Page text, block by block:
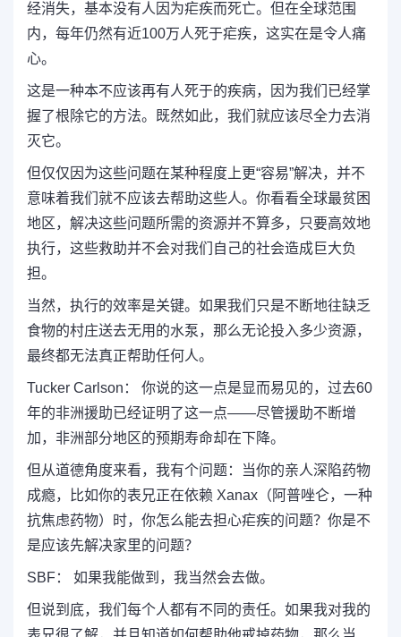
经消失，基本没有人因为疟疾而死亡。但在全球范围
内，每年仍然有近100万人死于疟疾，这实在是令人痛
心。
这是一种本不应该再有人死于的疾病，因为我们已经掌
握了根除它的方法。既然如此，我们就应该尽全力去消
灭它。
但仅仅因为这些问题在某种程度上更“容易”解决，并不
意味着我们就不应该去帮助这些人。你看看全球最贫困
地区，解决这些问题所需的资源并不算多，只要高效地
执行，这些救助并不会对我们自己的社会造成巨大负
担。
当然，执行的效率是关键。如果我们只是不断地往缺乏
食物的村庄送去无用的水泵，那么无论投入多少资源，
最终都无法真正帮助任何人。
Tucker Carlson： 你说的这一点是显而易见的，过去60
年的非洲援助已经证明了这一点——尽管援助不断增
加，非洲部分地区的预期寿命却在下降。
但从道德角度来看，我有个问题：当你的亲人深陷药物
成瘾，比如你的表兄正在依赖 Xanax（阿普唑仑，一种
抗焦虑药物）时，你怎么能去担心疟疾的问题？你是不
是应该先解决家里的问题？
SBF： 如果我能做到，我当然会去做。
但说到底，我们每个人都有不同的责任。如果我对我的